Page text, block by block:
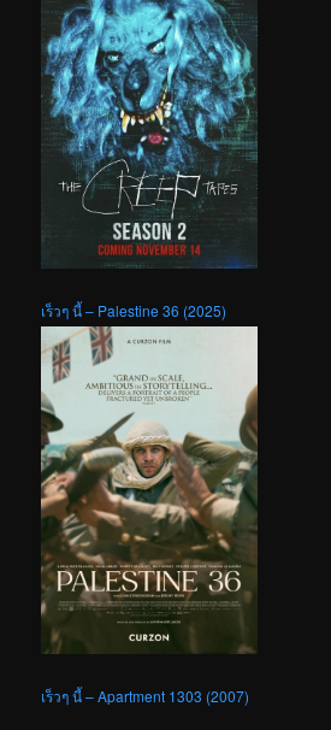
เร็วๆ นี้ – Palestine 36 (2025)
เร็วๆ นี้ – Apartment 1303 (2007)